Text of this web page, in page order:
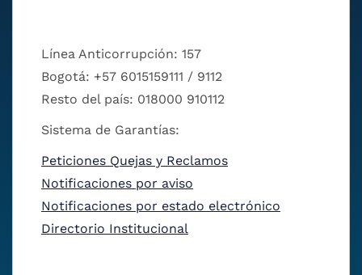
Línea Anticorrupción: 157
Bogotá: +57 6015159111 / 9112
Resto del país: 018000 910112
Sistema de Garantías:
Peticiones Quejas y Reclamos
Notificaciones por aviso
Notificaciones por estado electrónico
Directorio Institucional